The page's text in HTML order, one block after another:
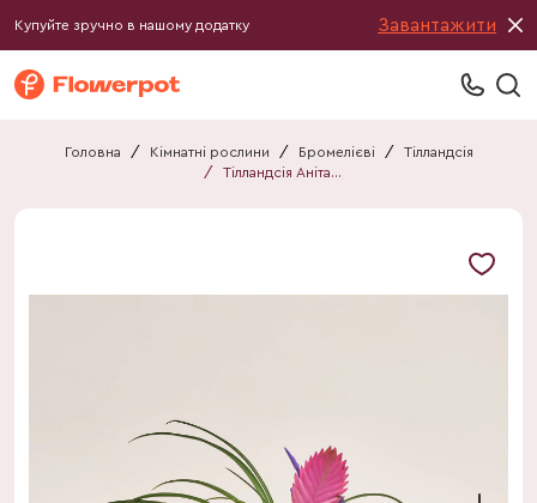
Купуйте зручно в нашому додатку Завантажити
Головна / Кімнатні рослини / Бромелієві /
Тілландсія
/
Тілландсія Аніта в кер.